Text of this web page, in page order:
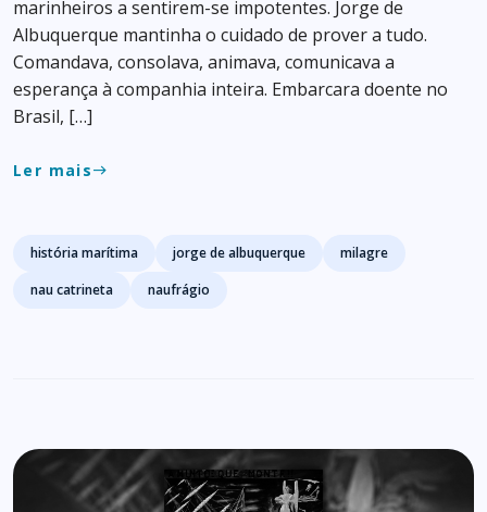
marinheiros a sentirem-se impotentes. Jorge de
Albuquerque mantinha o cuidado de prover a tudo.
Comandava, consolava, animava, comunicava a
esperança à companhia inteira. Embarcara doente no
Brasil, […]
Ler maiseast
Tags
história marítima jorge de albuquerque
milagre
nau catrineta
naufrágio